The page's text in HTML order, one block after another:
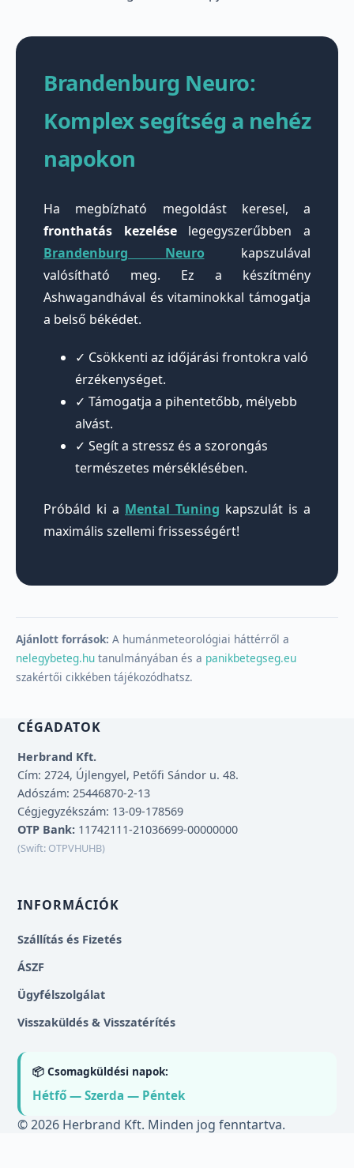
Brandenburg Neuro:
Komplex segítség a nehéz
napokon
Ha megbízható megoldást keresel, a
fronthatás kezeléselegegyszerűbben a
Brandenburg Neuro kapszulával
valósítható meg. Ez a készítmény
Ashwagandhával és vitaminokkal támogatja
a belső békédet.
✓ Csökkenti az időjárási frontokra való
érzékenységet.
✓ Támogatja a pihentetőbb, mélyebb
alvást.
✓ Segít a stressz és a szorongás
természetes mérséklésében.
Próbáld ki a Mental Tuning kapszulát is a
maximális szellemi frissességért!
Ajánlott források: A humánmeteorológiai háttérről a
nelegybeteg.hu tanulmányában és a panikbetegseg.eu
szakértői cikkében tájékozódhatsz.
CÉGADATOK
Herbrand Kft.
Cím: 2724, Újlengyel, Petőfi Sándor u. 48.
Adószám: 25446870-2-13
Cégjegyzékszám: 13-09-178569
OTP Bank: 11742111-21036699-00000000
(Swift: OTPVHUHB)
INFORMÁCIÓK
Szállítás és Fizetés
ÁSZF
Ügyfélszolgálat
Visszaküldés & Visszatérítés
📦 Csomagküldési napok:
Hétfő — Szerda — Péntek
© 2026 Herbrand Kft. Minden jog fenntartva.